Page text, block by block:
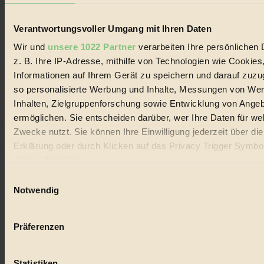
Verantwortungsvoller Umgang mit Ihren Daten
Wir und unsere 1022 Partner verarbeiten Ihre persönlichen
z. B. Ihre IP-Adresse, mithilfe von Technologien wie
Informationen auf Ihrem Gerät zu speichern und darauf
so personalisierte Werbung und Inhalte, Messungen von
Inhalten, Zielgruppenforschung sowie Entwicklung von
ermöglichen. Sie entscheiden darüber, wer Ihre Daten für
Zwecke nutzt. Sie können Ihre Einwilligung jederzeit über
Erklärung oder durch Klicken auf das Privacy Trigger
Wenn Sie es erlauben, würden wir auch gerne:
Ihr Gerät durch aktives Scannen nach bestimmten
Notwendig
Präferenzen
alternativer Energien.
Social Media
22.601 Fans auf Facebook
3.415 Follower auf Twitter
Folge uns auf Instagram
Themen
Bio
Vegan